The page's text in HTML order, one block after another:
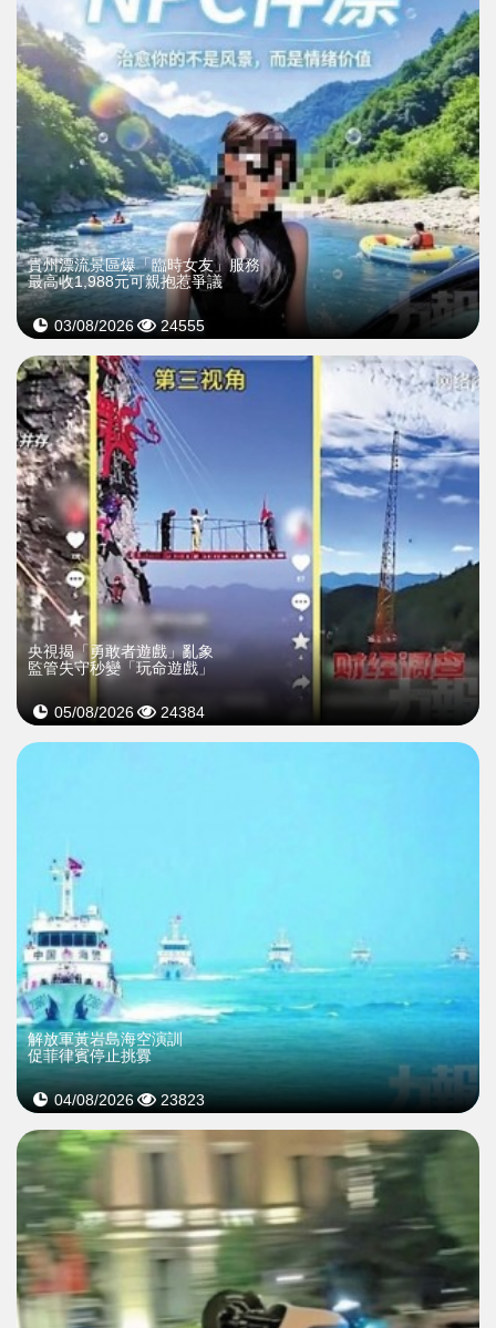
貴州漂流景區爆「臨時女友」服務
最高收1,988元可親抱惹爭議
03/08/2026 24555
央視揭「勇敢者遊戲」亂象
監管失守秒變「玩命遊戲」
05/08/2026 24384
解放軍黃岩島海空演訓
促菲律賓停止挑釁
04/08/2026 23823